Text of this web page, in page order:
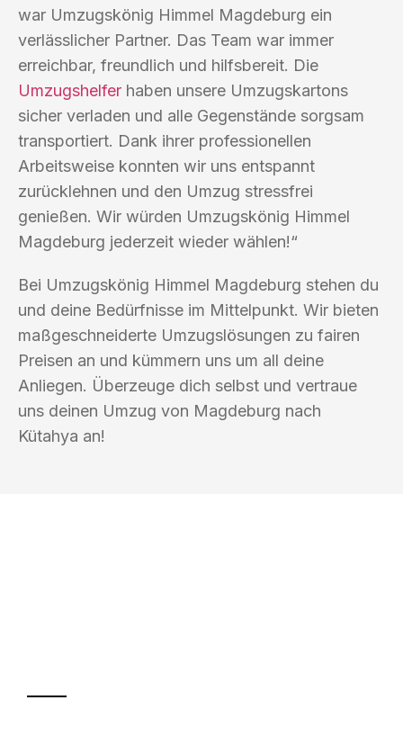
war Umzugskönig Himmel Magdeburg ein
verlässlicher Partner. Das Team war immer
erreichbar, freundlich und hilfsbereit. Die
Umzugshelfer haben unsere Umzugskartons
sicher verladen und alle Gegenstände sorgsam
transportiert. Dank ihrer professionellen
Arbeitsweise konnten wir uns entspannt
zurücklehnen und den Umzug stressfrei
genießen. Wir würden Umzugskönig Himmel
Magdeburg jederzeit wieder wählen!“
Bei Umzugskönig Himmel Magdeburg stehen du
und deine Bedürfnisse im Mittelpunkt. Wir bieten
maßgeschneiderte Umzugslösungen zu fairen
Preisen an und kümmern uns um all deine
Anliegen. Überzeuge dich selbst und vertraue
uns deinen Umzug von Magdeburg nach
Kütahya an!